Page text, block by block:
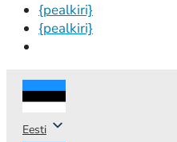
{pealkiri}
{pealkiri}
Eesti